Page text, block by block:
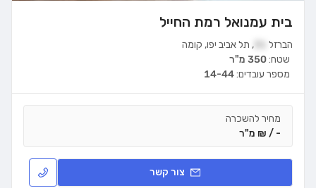
בית עמנואל רמת החייל
הברזל , תל אביב יפו, קומה
שטח:350 מ"ר
מספר עובדים:14-44
מחיר להשכרה
- / ₪ מ"ר
צור קשר